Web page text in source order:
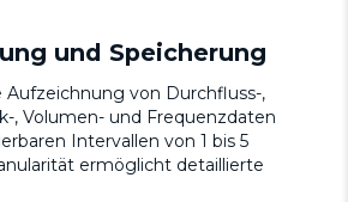
und Speicherung
Aufzeichnung von Durchfluss-,
, Volumen- und Frequenzdaten
Intervallen von 1 bis 5
ermöglicht detaillierte